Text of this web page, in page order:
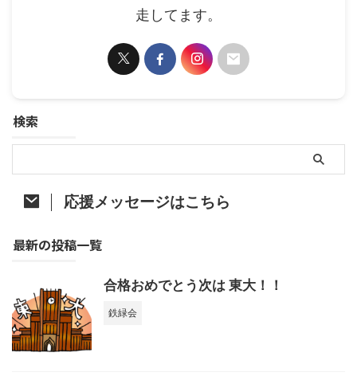
走してます。
検索
応援メッセージはこちら
最新の投稿一覧
合格おめでとう次は 東大！！
鉄緑会